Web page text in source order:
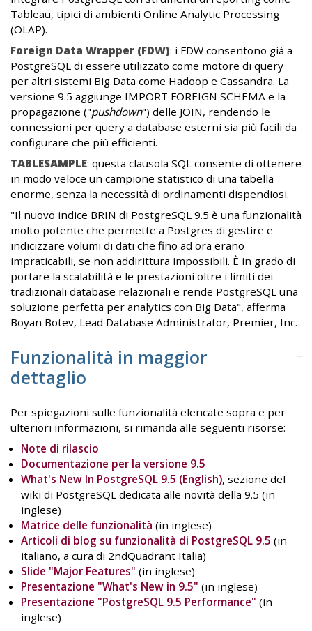
Tableau, tipici di ambienti Online Analytic Processing
(OLAP).
Foreign Data Wrapper (FDW): i FDW consentono già a
PostgreSQL di essere utilizzato come motore di query
per altri sistemi Big Data come Hadoop e Cassandra. La
versione 9.5 aggiunge IMPORT FOREIGN SCHEMA e la
propagazione ("pushdown") delle JOIN, rendendo le
connessioni per query a database esterni sia più facili da
configurare che più efficienti.
TABLESAMPLE: questa clausola SQL consente di ottenere
in modo veloce un campione statistico di una tabella
enorme, senza la necessità di ordinamenti dispendiosi.
"Il nuovo indice BRIN di PostgreSQL 9.5 è una funzionalità
molto potente che permette a Postgres di gestire e
indicizzare volumi di dati che fino ad ora erano
impraticabili, se non addirittura impossibili. È in grado di
portare la scalabilità e le prestazioni oltre i limiti dei
tradizionali database relazionali e rende PostgreSQL una
soluzione perfetta per analytics con Big Data", afferma
Boyan Botev, Lead Database Administrator, Premier, Inc.
Funzionalità in maggior
dettaglio
Per spiegazioni sulle funzionalità elencate sopra e per
ulteriori informazioni, si rimanda alle seguenti risorse:
Note di rilascio
Documentazione per la versione 9.5
What's New In PostgreSQL 9.5 (English), sezione del
wiki di PostgreSQL dedicata alle novità della 9.5 (in
inglese)
Matrice delle funzionalità (in inglese)
Articoli di blog su funzionalità di PostgreSQL 9.5 (in
italiano, a cura di 2ndQuadrant Italia)
Slide "Major Features" (in inglese)
Presentazione "What's New in 9.5" (in inglese)
Presentazione "PostgreSQL 9.5 Performance" (in
inglese)